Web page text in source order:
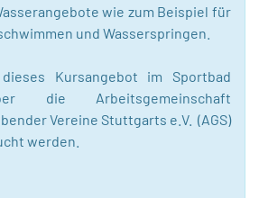
wie zum Beispiel für
und Wasserspringen.
Kursangebot im Sportbad
die Arbeitsgemeinschaft
Vereine Stuttgarts e.V. (AGS)
werden.